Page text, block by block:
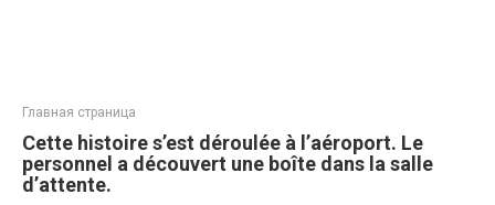
Главная страница
Cette histoire s’est déroulée à l’aéroport. Le
personnel a découvert une boîte dans la salle
d’attente.